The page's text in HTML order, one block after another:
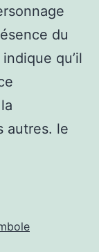
du
qu’il
autres. le